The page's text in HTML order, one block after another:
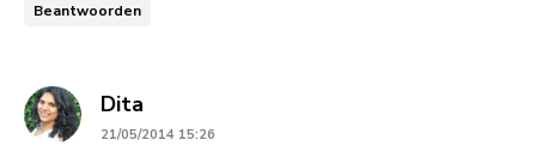
Beantwoorden
Dita
21/05/2014 15:26